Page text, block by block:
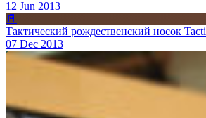
12 Jun 2013
📄
Тактический рождественский носок
07 Dec 2013